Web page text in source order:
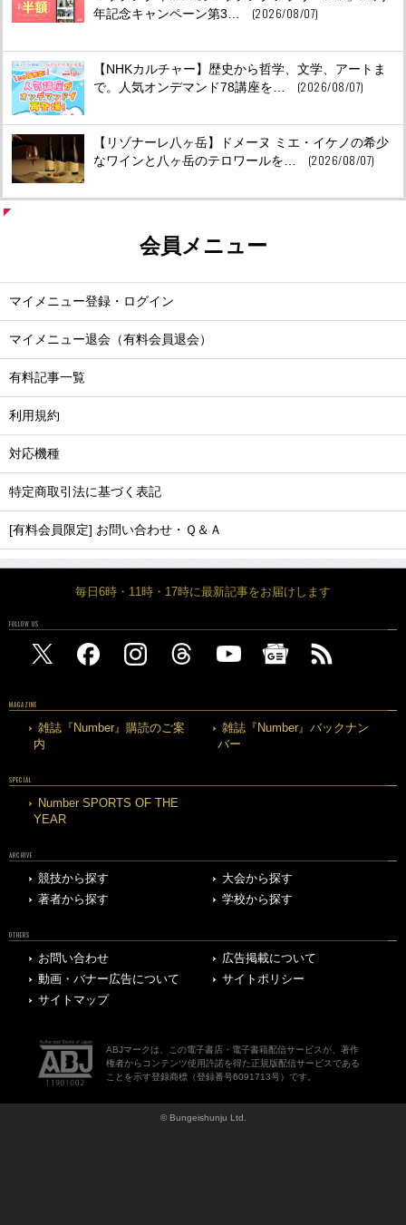
年記念キャンペーン第3…
(2026/08/07)
【NHKカルチャー】歴史から哲学、文学、アートま
で。人気オンデマンド78講座を…
(2026/08/07)
【リゾナーレ八ヶ岳】ドメーヌ ミエ・イケノの希少
なワインと八ヶ岳のテロワールを…
(2026/08/07)
会員メニュー
マイメニュー登録・ログイン
マイメニュー退会（有料会員退会）
有料記事一覧
利用規約
対応機種
特定商取引法に基づく表記
[有料会員限定] お問い合わせ・Ｑ＆Ａ
毎日6時・11時・17時に最新記事をお届けします
FOLLOW US
MAGAZINE
雑誌『Number』購読のご案
内
雑誌『Number』バックナン
バー
SPECIAL
Number SPORTS OF THE
YEAR
ARCHIVE
競技から探す
大会から探す
著者から探す
学校から探す
OTHERS
お問い合わせ
広告掲載について
動画・バナー広告について
サイトポリシー
サイトマップ
ABJマークは、この電子書店・電子書籍配信サービスが、著作
権者からコンテンツ使用許諾を得た正規版配信サービスである
ことを示す登録商標（登録番号6091713号）です。
© Bungeishunju Ltd.